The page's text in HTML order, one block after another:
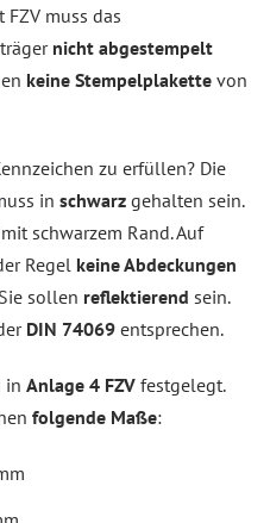
muss das
nicht abgestempelt
keine Stempelplakette von
zu erfüllen? Die
in schwarz gehalten sein.
mit schwarzem Rand. Auf
Regel keine Abdeckungen
sollen reflektierend sein.
DIN 74069 entsprechen.
in Anlage 4 FZV festgelegt.
folgende Maße: